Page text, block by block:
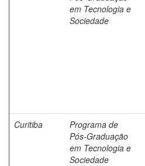
em Tecnologia e
Sociedade
Curitiba
Programa de
Pós-Graduação
em Tecnologia e
Sociedade